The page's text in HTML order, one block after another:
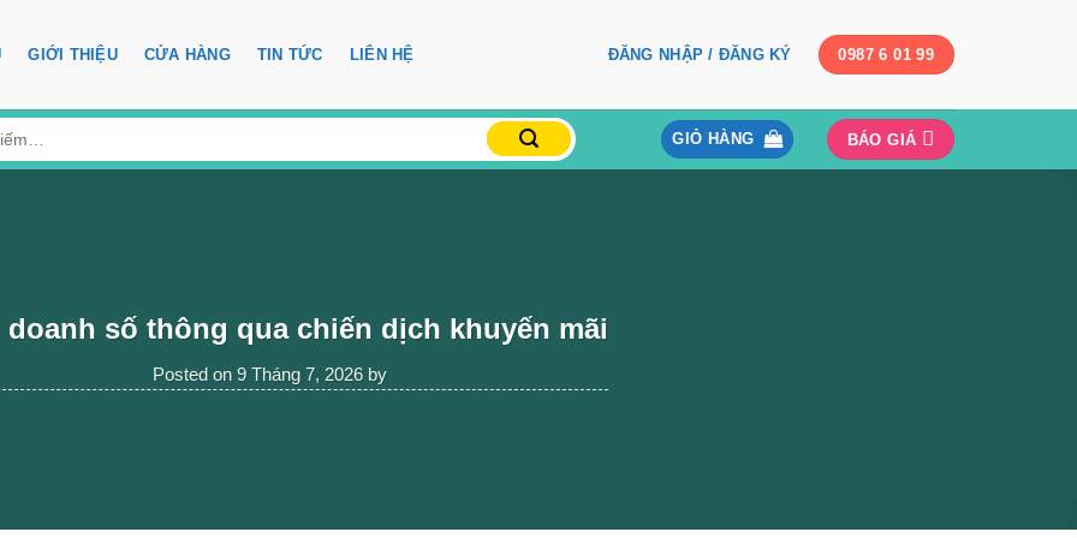
GIỚI THIỆU CỬA HÀNG TIN TỨC LIÊN HỆ ĐĂNG NHẬP / ĐĂNG KÝ 0987 6 01 99
GIỎ HÀNG BÁO GIÁ
doanh số thông qua chiến dịch khuyến mãi
Posted on 9 Tháng 7, 2026by